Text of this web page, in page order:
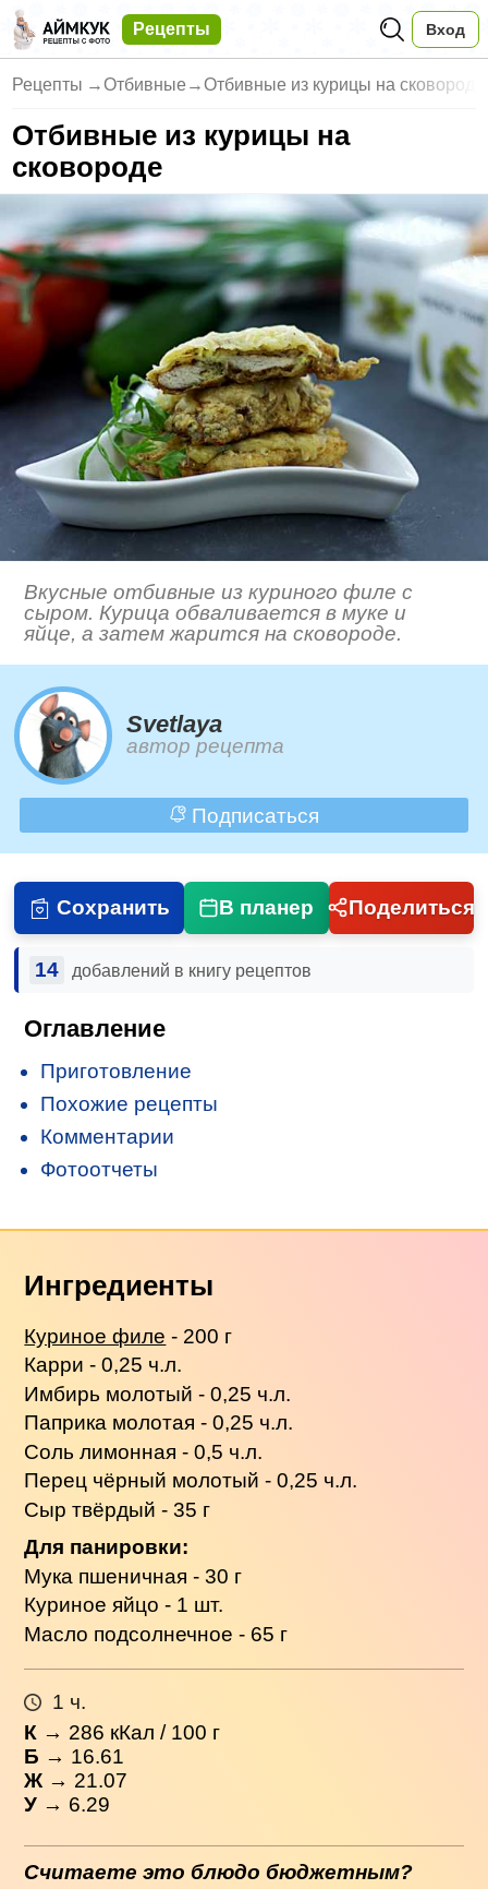
Рецепты Вход
Рецепты →Отбивные →Отбивные из курицы на сковороде
Отбивные из курицы на
сковороде
Вкусные отбивные из куриного филе с
сыром. Курица обваливается в муке и
яйце, а затем жарится на сковороде.
Svetlaya
автор рецепта
Подписаться
Сохранить В планер Поделиться
14 добавлений в книгу рецептов
Оглавление
Приготовление
Похожие рецепты
Комментарии
Фотоотчеты
Ингредиенты
Куриное филе - 200 г
Карри - 0,25 ч.л.
Имбирь молотый - 0,25 ч.л.
Паприка молотая - 0,25 ч.л.
Соль лимонная - 0,5 ч.л.
Перец чёрный молотый - 0,25 ч.л.
Сыр твёрдый - 35 г
Для панировки:
Мука пшеничная - 30 г
Куриное яйцо - 1 шт.
Масло подсолнечное - 65 г
1 ч.
К → 286 кКал / 100 г
Б → 16.61
Ж → 21.07
У → 6.29
Считаете это блюдо бюджетным?